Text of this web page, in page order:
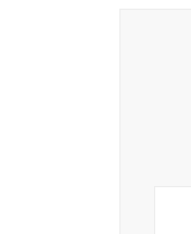
살아왔
지만 이
없는 우